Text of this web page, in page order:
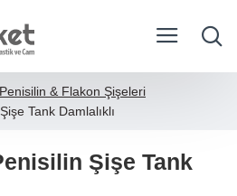
Penisilin & Flakon Şişeleri
Tank Damlalıklı
Şişe Tank